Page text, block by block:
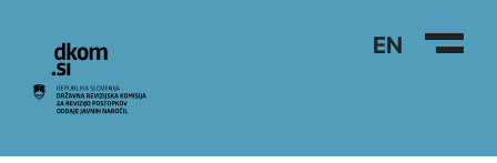
Na vsebino EN